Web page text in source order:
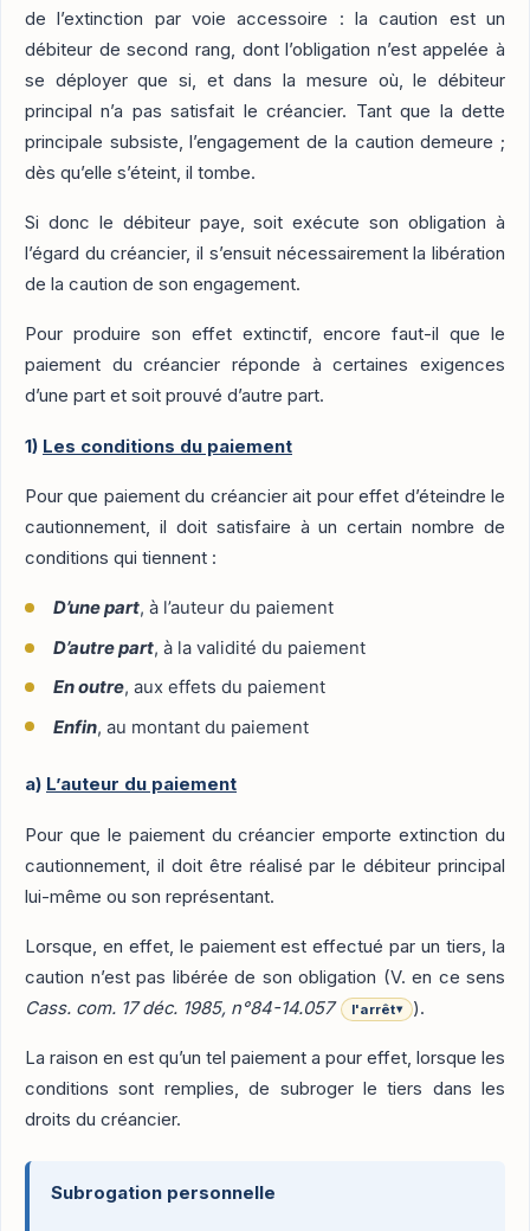
de l’extinction par voie accessoire : la caution est un
débiteur de second rang, dont l’obligation n’est appelée à
se déployer que si, et dans la mesure où, le débiteur
principal n’a pas satisfait le créancier. Tant que la dette
principale subsiste, l’engagement de la caution demeure ;
dès qu’elle s’éteint, il tombe.
Si donc le débiteur paye, soit exécute son obligation à
l’égard du créancier, il s’ensuit nécessairement la libération
de la caution de son engagement.
Pour produire son effet extinctif, encore faut-il que le
paiement du créancier réponde à certaines exigences
d’une part et soit prouvé d’autre part.
1) Les conditions du paiement
Pour que paiement du créancier ait pour effet d’éteindre le
cautionnement, il doit satisfaire à un certain nombre de
conditions qui tiennent :
D’une part, à l’auteur du paiement
D’autre part, à la validité du paiement
En outre, aux effets du paiement
Enfin, au montant du paiement
a) L’auteur du paiement
Pour que le paiement du créancier emporte extinction du
cautionnement, il doit être réalisé par le débiteur principal
lui-même ou son représentant.
Lorsque, en effet, le paiement est effectué par un tiers, la
caution n’est pas libérée de son obligation (V. en ce sens
Cass. com. 17 déc. 1985, n°84-14.057
l'arrêt▾ ).
La raison en est qu’un tel paiement a pour effet, lorsque les
conditions sont remplies, de subroger le tiers dans les
droits du créancier.
Subrogation personnelle